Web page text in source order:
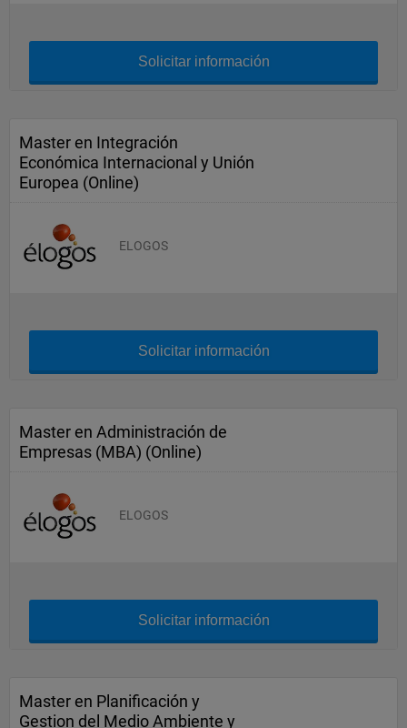
Solicitar información
Master en Integración
Económica Internacional y Unión
Europea (Online)
ELOGOS
Solicitar información
Master en Administración de
Empresas (MBA) (Online)
ELOGOS
Solicitar información
Master en Planificación y
Gestion del Medio Ambiente y